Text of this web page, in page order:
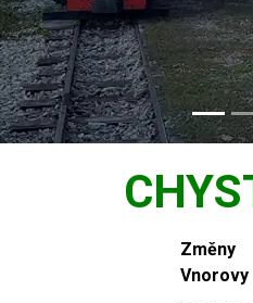
Slide 1
Vnorovy